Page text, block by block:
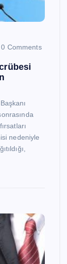
0 Comments
nedeniyle